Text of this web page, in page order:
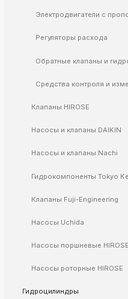
k
k
k
k
Электродвигатели с
Регуляторы расхода
Обратные клапаны и
Средства контроля и
Клапаны HIROSE
Насосы и клапаны DAIKIN
Насосы и клапаны Nachi
Гидрокомпоненты Tokyo
Клапаны Fuji-Engineering
Насосы Uchida
Насосы поршневые HIROSE
Насосы роторные HIROSE
Гидроцилиндры